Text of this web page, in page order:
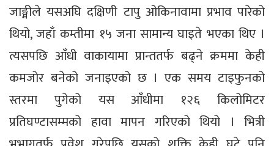
जाङ्मीले यसअघि दक्षिणी टापु ओकिनावामा प्रभाव पारेको
थियो, जहाँ कम्तीमा १५ जना सामान्य घाइते भएका थिए ।
त्यसपछि आँधी वाकायामा प्रान्ततर्फ बढ्ने क्रममा केही
कमजोर बनेको जनाइएको छ । एक समय टाइफुनको
स्तरमा पुगेको यस आँधीमा १२६ किलोमिटर
प्रतिघण्टासम्मको हावा मापन गरिएको थियो । भित्री